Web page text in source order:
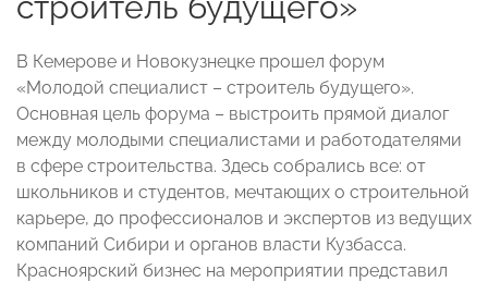
В Кемерове и Новокузнецке прошел форум
«Молодой специалист – строитель будущего».
Основная цель форума – выстроить прямой диалог
между молодыми специалистами и работодателями
в сфере строительства. Здесь собрались все: от
школьников и студентов, мечтающих о строительной
карьере, до профессионалов и экспертов из ведущих
компаний Сибири и органов власти Кузбасса.
Красноярский бизнес на мероприятии представил